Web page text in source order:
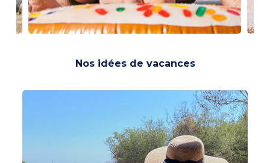
Nos idées de vacances